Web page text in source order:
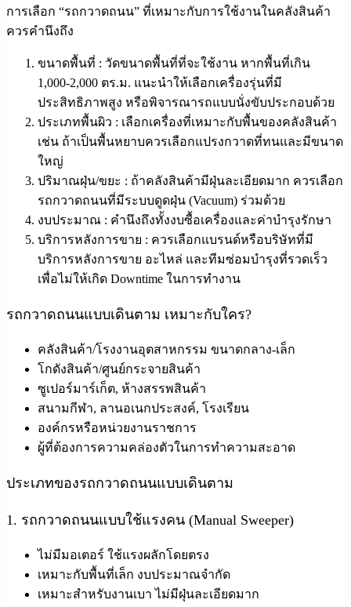
การเลือก “รถกวาดถนน” ที่เหมาะกับการใช้งานในคลังสินค้า
ควรคำนึงถึง
ขนาดพื้นที่ : วัดขนาดพื้นที่ที่จะใช้งาน หากพื้นที่เกิน
1,000-2,000 ตร.ม. แนะนำให้เลือกเครื่องรุ่นที่มี
ประสิทธิภาพสูง หรือพิจารณารถแบบนั่งขับประกอบด้วย
ประเภทพื้นผิว : เลือกเครื่องที่เหมาะกับพื้นของคลังสินค้า
เช่น ถ้าเป็นพื้นหยาบควรเลือกแปรงกวาดที่ทนและมีขนาด
ใหญ่
ปริมาณฝุ่น/ขยะ : ถ้าคลังสินค้ามีฝุ่นละเอียดมาก ควรเลือก
รถกวาดถนนที่มีระบบดูดฝุ่น (Vacuum) ร่วมด้วย
งบประมาณ : คำนึงถึงทั้งงบซื้อเครื่องและค่าบำรุงรักษา
บริการหลังการขาย : ควรเลือกแบรนด์หรือบริษัทที่มี
บริการหลังการขาย อะไหล่ และทีมซ่อมบำรุงที่รวดเร็ว
เพื่อไม่ให้เกิด Downtime ในการทำงาน
รถกวาดถนนแบบเดินตาม เหมาะกับใคร?
คลังสินค้า/โรงงานอุตสาหกรรม ขนาดกลาง-เล็ก
โกดังสินค้า/ศูนย์กระจายสินค้า
ซูเปอร์มาร์เก็ต, ห้างสรรพสินค้า
สนามกีฬา, ลานอเนกประสงค์, โรงเรียน
องค์กรหรือหน่วยงานราชการ
ผู้ที่ต้องการความคล่องตัวในการทำความสะอาด
ประเภทของรถกวาดถนนแบบเดินตาม
1. รถกวาดถนนแบบใช้แรงคน (Manual Sweeper)
ไม่มีมอเตอร์ ใช้แรงผลักโดยตรง
เหมาะกับพื้นที่เล็ก งบประมาณจำกัด
เหมาะสำหรับงานเบา ไม่มีฝุ่นละเอียดมาก